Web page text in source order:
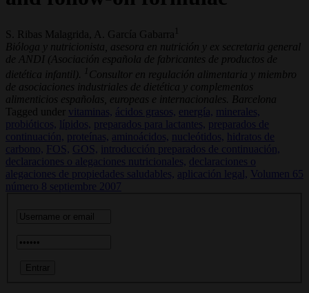
S. Ribas Malagrida, A. García Gabarra 1
Bióloga y nutricionista, asesora en nutrición y ex secretaria general
de ANDI (Asociación española de fabricantes de productos de
dietética infantil). 1 Consultor en regulación alimentaria y miembro
de asociaciones industriales de dietética y complementos
alimenticios españolas, europeas e internacionales. Barcelona
Tagged under
vitaminas, ácidos grasos, energía,
minerales,
probióticos,
lípidos, preparados para lactantes, preparados de
continuación,
proteínas, aminoácidos, nucleótidos,
hidratos de
carbono,
FOS, GOS,
introducción preparados de continuación,
declaraciones o alegaciones nutricionales, declaraciones o
alegaciones de propiedades saludables, aplicación legal,
Volumen 65
número 8 septiembre 2007